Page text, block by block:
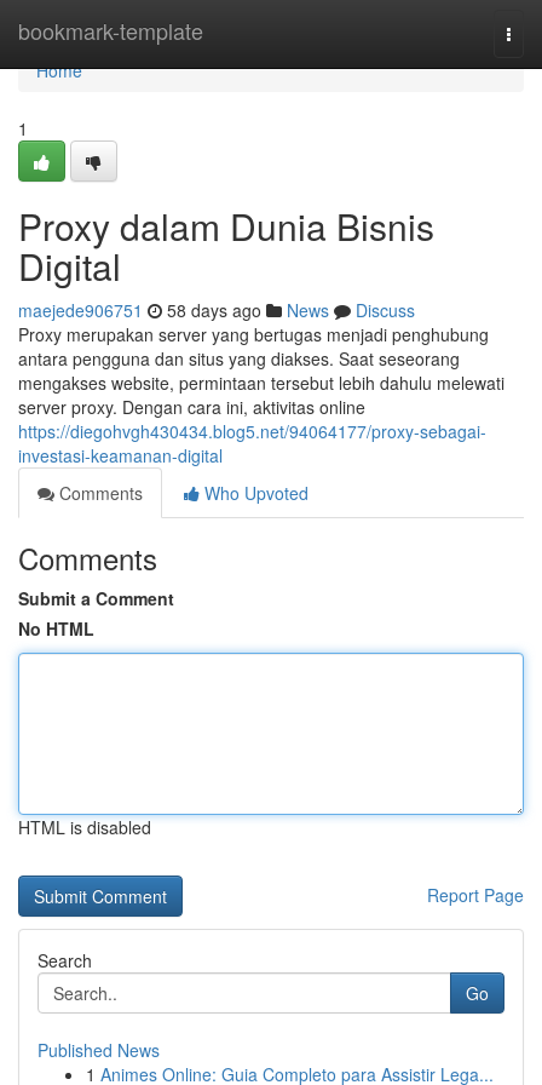
bookmark-template
Home
Home
1
Proxy dalam Dunia Bisnis
Digital
maejede906751 58 days ago News
Discuss
Proxy merupakan server yang bertugas menjadi penghubung
antara pengguna dan situs yang diakses. Saat seseorang
mengakses website, permintaan tersebut lebih dahulu melewati
server proxy. Dengan cara ini, aktivitas online
https://diegohvgh430434.blog5.net/94064177/proxy-sebagai-
investasi-keamanan-digital
Comments
Who Upvoted
Comments
Submit a Comment
No HTML
HTML is disabled
Report Page
Search
Go
Published News
1 Animes Online: Guia Completo para Assistir Lega...